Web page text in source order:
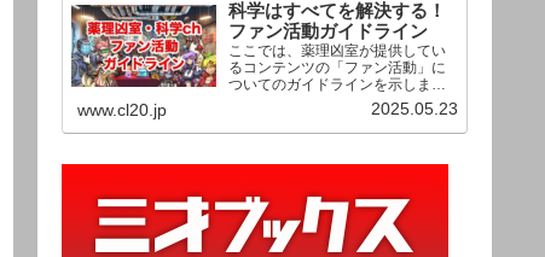
科学はすべてを解決する！
ファン活動ガイドライン
ここでは、薬理凶室が提供してい
るコンテンツの「ファン活動」に
ついてのガイドラインを示しま
す。ご利用の場合は当ガイドライ
ンを遵守して頂けますよう、よろ
しくお願い申し上げます。
www.cl20.jp 2025.05.23